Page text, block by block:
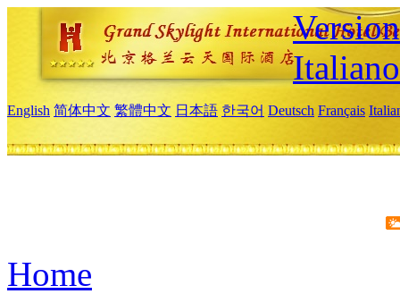
Italiano
English 简体中文 繁體中文 日本語 한국어 Deutsch Français
Home